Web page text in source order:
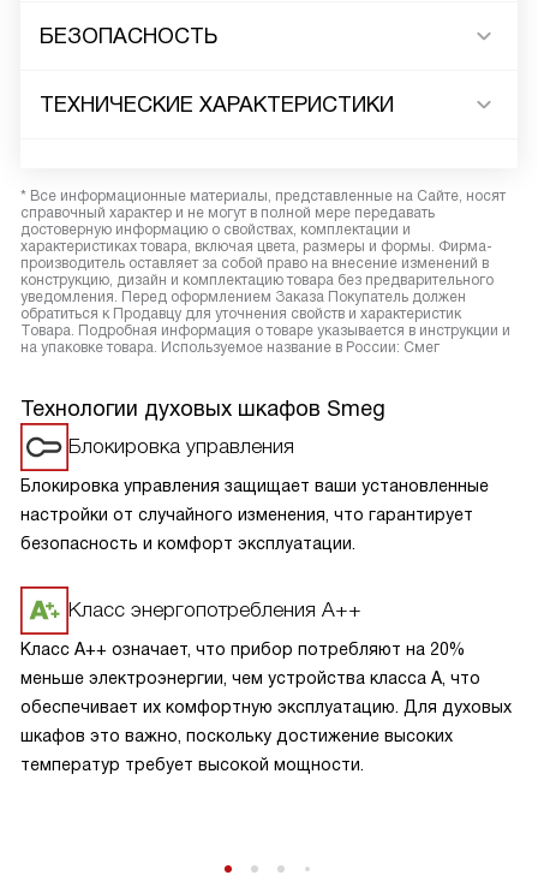
БЕЗОПАСНОСТЬ
ТЕХНИЧЕСКИЕ ХАРАКТЕРИСТИКИ
* Все информационные материалы, представленные на Сайте, носят
справочный характер и не могут в полной мере передавать
достоверную информацию о свойствах, комплектации и
характеристиках товара, включая цвета, размеры и формы. Фирма-
производитель оставляет за собой право на внесение изменений в
конструкцию, дизайн и комплектацию товара без предварительного
уведомления. Перед оформлением Заказа Покупатель должен
обратиться к Продавцу для уточнения свойств и характеристик
Товара. Подробная информация о товаре указывается в инструкции и
на упаковке товара. Используемое название в России: Смег
Технологии духовых шкафов Smeg
Блокировка управления
Блокировка управления защищает ваши установленные
настройки от случайного изменения, что гарантирует
безопасность и комфорт эксплуатации.
Класс энергопотребления А++
Класс A++ означает, что прибор потребляют на 20%
меньше электроэнергии, чем устройства класса A, что
обеспечивает их комфортную эксплуатацию. Для духовых
шкафов это важно, поскольку достижение высоких
температур требует высокой мощности.